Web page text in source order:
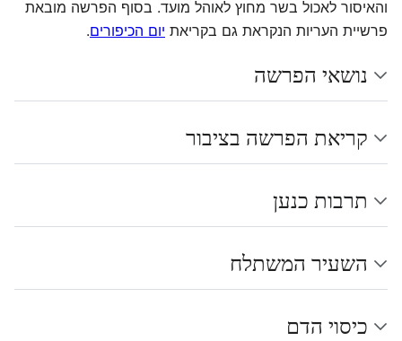
והאיסור לאכול בשר מחוץ לאוהל מועד. בסוף הפרשה מובאת
פרשיית העריות הנקראת גם בקריאת יום הכיפורים.
נושאי הפרשה
קריאת הפרשה בציבור
תרבות כנען
השעיר המשתלח
כיסוי הדם